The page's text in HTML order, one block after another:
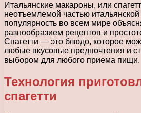
Итальянские макароны, или
неотъемлемой частью
популярность во всем мире
разнообразием рецептов и
Спагетти — это блюдо, которое
любые вкусовые предпочтения и
выбором для любого приема пищи.
Технология
спагетти